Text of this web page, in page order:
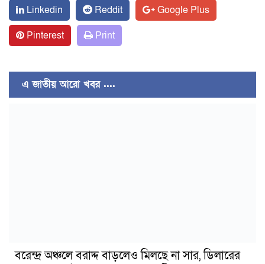
Linkedin
Reddit
Google Plus
Pinterest
Print
এ জাতীয় আরো খবর ....
বরেন্দ্র অঞ্চলে বরাদ্দ বাড়লেও মিলছে না সার, ডিলারের